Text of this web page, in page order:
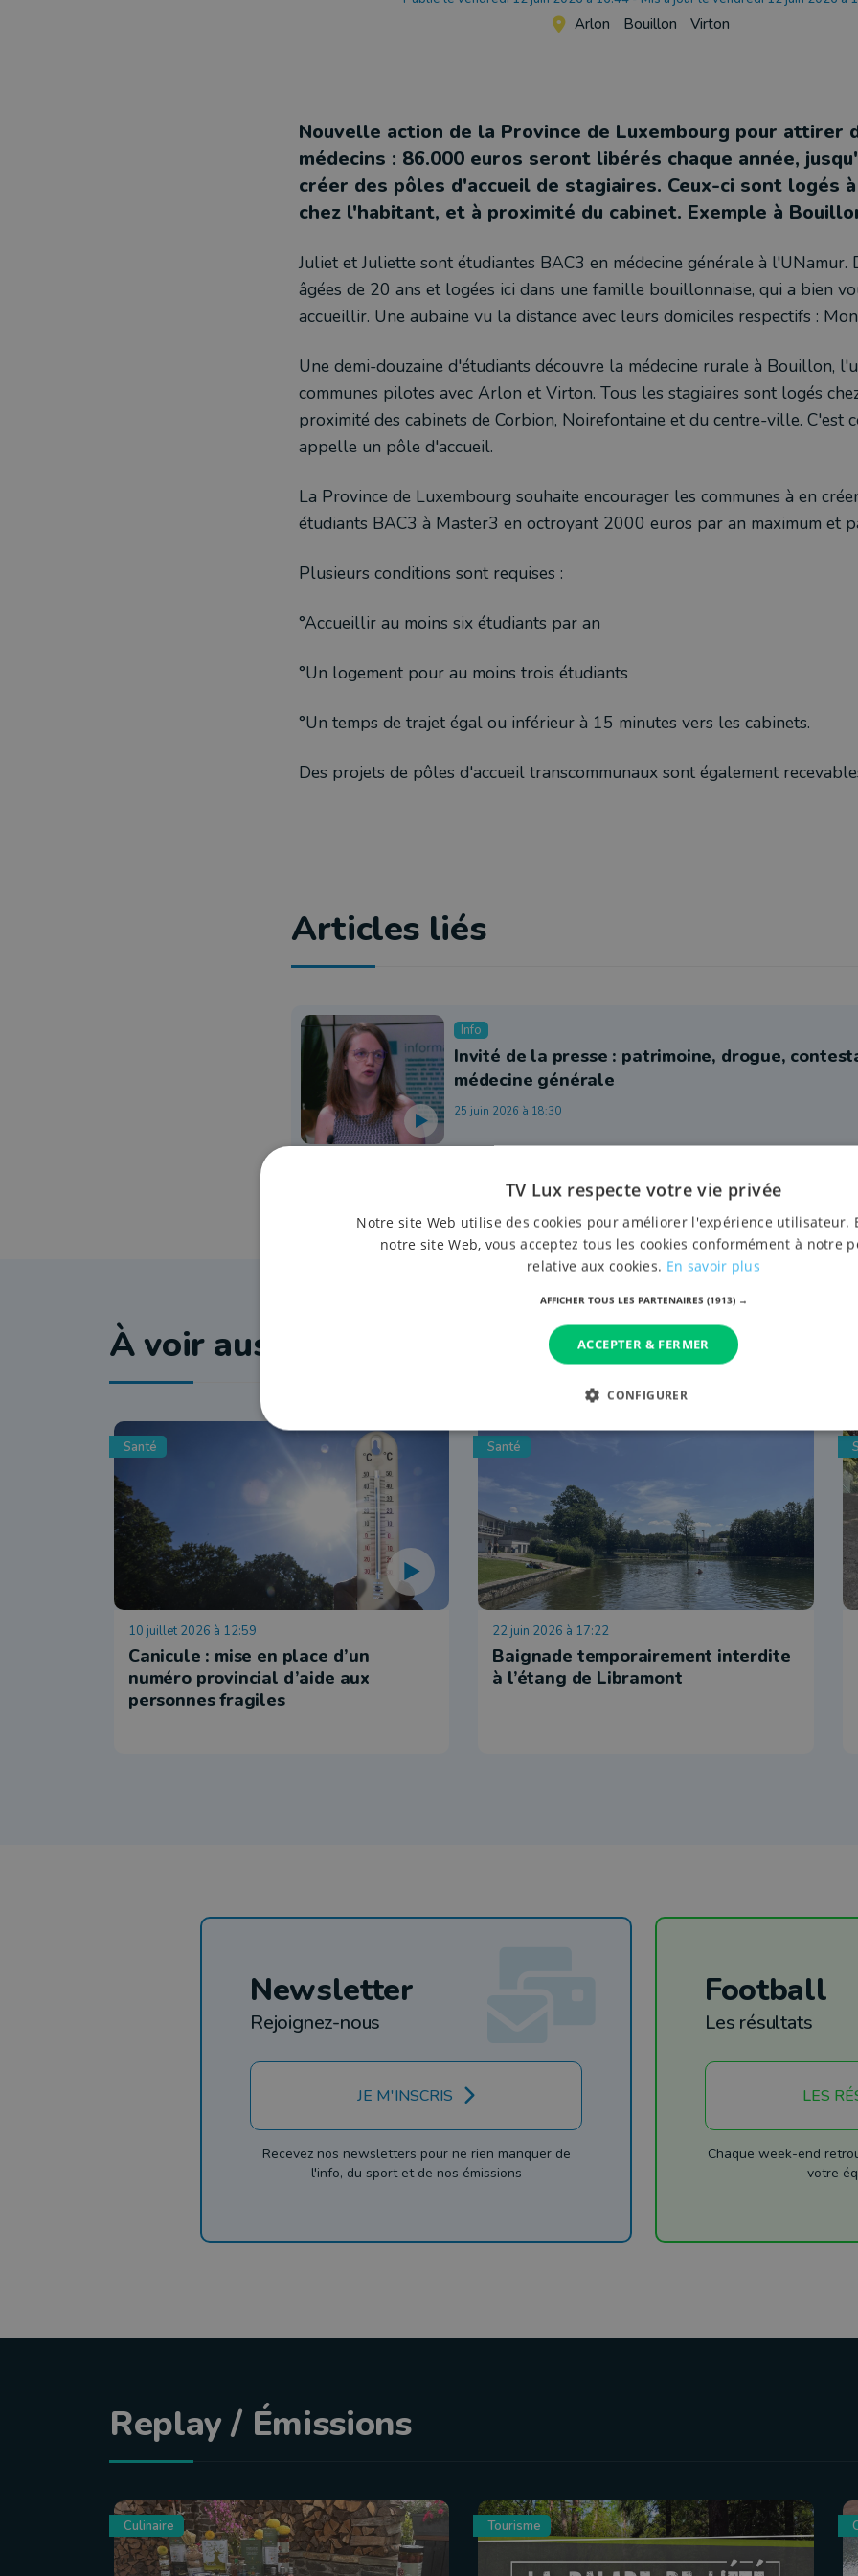
Arlon Bouillon Virton
Nouvelle action de la Province de Luxembourg pour attirer
médecins : 86.000 euros seront libérés chaque année,
créer des pôles d'accueil de stagiaires. Ceux-ci sont logés
chez l'habitant, et à proximité du cabinet. Exemple à
Juliet et Juliette sont étudiantes BAC3 en médecine générale à l'UNamur.
âgées de 20 ans et logées ici dans une famille bouillonnaise, qui a bien
accueillir. Une aubaine vu la distance avec leurs domiciles respectifs :
Une demi-douzaine d'étudiants découvre la médecine rurale à Bouillon,
communes pilotes avec Arlon et Virton. Tous les stagiaires sont logés
proximité des cabinets de Corbion, Noirefontaine et du centre-ville. C'est
appelle un pôle d'accueil.
La Province de Luxembourg souhaite encourager les communes à en
étudiants BAC3 à Master3 en octroyant 2000 euros par an maximum et
Plusieurs conditions sont requises :
°Accueillir au moins six étudiants par an
°Un logement pour au moins trois étudiants
°Un temps de trajet égal ou inférieur à 15 minutes vers les cabinets.
Des projets de pôles d'accueil transcommunaux sont également
Articles liés
Info
Invité de la presse : patrimoine, drogue,
médecine générale
25 juin 2026 à 18:30
À voir aussi
Santé
10 juillet 2026 à 12:59
Canicule : mise en place d’un
numéro provincial d’aide aux
personnes fragiles
Santé
22 juin 2026 à 17:22
Baignade temporairement interdite
à l’étang de Libramont
Newsletter
Rejoignez-nous
JE M'INSCRIS
Recevez nos newsletters pour ne rien manquer de
l'info, du sport et de nos émissions
Football
Les résultats
LES
Chaque week-end
votre
Replay / Émissions
Culinaire Tourisme
TV Lux respecte votre vie privée
Notre site Web utilise des cookies pour améliorer l'expérience utilisateur.
notre site Web, vous acceptez tous les cookies conformément à notre
relative aux cookies. En savoir plus
AFFICHER TOUS LES PARTENAIRES (1913) →
ACCEPTER & FERMER
CONFIGURER